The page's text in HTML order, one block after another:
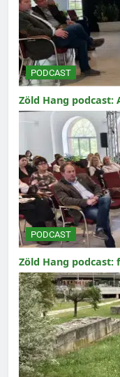
PODCAST
Zöld Hang
PODCAST
Zöld Hang podcast: